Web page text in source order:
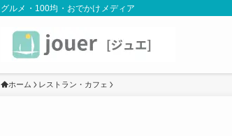
グルメ・100均・おでかけメディア
ホーム レストラン・カフェ